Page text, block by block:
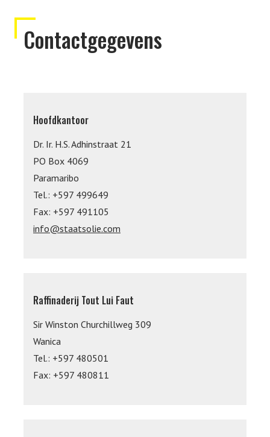
Contactgegevens
Hoofdkantoor
Dr. Ir. H.S. Adhinstraat 21
PO Box 4069
Paramaribo
Tel.: +597 499649
Fax: +597 491105
info@staatsolie.com
Raffinaderij Tout Lui Faut
Sir Winston Churchillweg 309
Wanica
Tel.: +597 480501
Fax: +597 480811